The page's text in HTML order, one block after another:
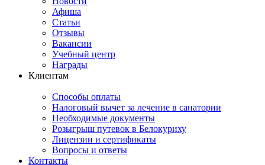
Афиша
Статьи
Отзывы
Вакансии
Учебный центр
Награды
Клиентам
Способы оплаты
Налоговый вычет за лечение в санатории
Необходимые документы
Розыгрыш путевок в Белокуриху
Лицензии и сертификаты
Вопросы и ответы
Контакты